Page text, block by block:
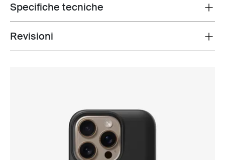
Toggle techspec
Specifiche tecniche
Toggle overview
Revisioni